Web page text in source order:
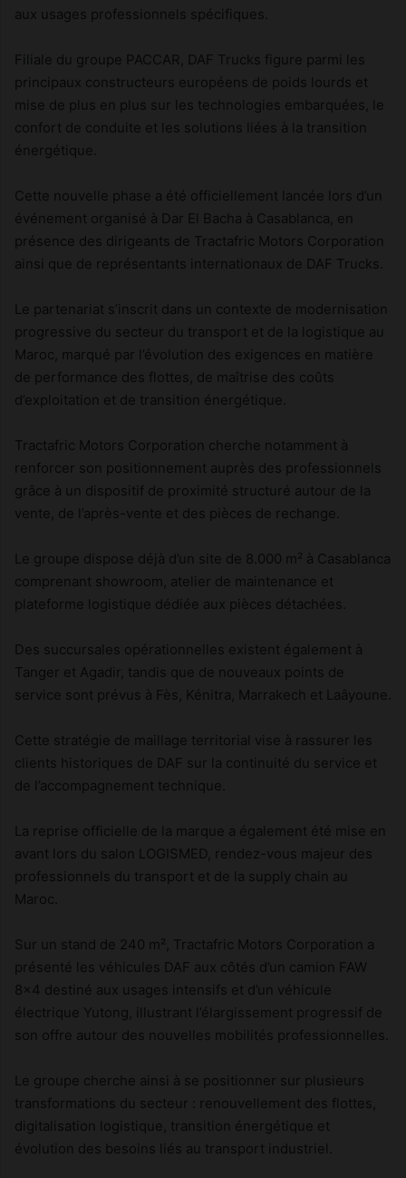
aux usages professionnels spécifiques.
Filiale du groupe PACCAR, DAF Trucks figure parmi les
principaux constructeurs européens de poids lourds et
mise de plus en plus sur les technologies embarquées, le
confort de conduite et les solutions liées à la transition
énergétique.
Cette nouvelle phase a été officiellement lancée lors d’un
événement organisé à Dar El Bacha à Casablanca, en
présence des dirigeants de Tractafric Motors Corporation
ainsi que de représentants internationaux de DAF Trucks.
Le partenariat s’inscrit dans un contexte de modernisation
progressive du secteur du transport et de la logistique au
Maroc, marqué par l’évolution des exigences en matière
de performance des flottes, de maîtrise des coûts
d’exploitation et de transition énergétique.
Tractafric Motors Corporation cherche notamment à
renforcer son positionnement auprès des professionnels
grâce à un dispositif de proximité structuré autour de la
vente, de l’après-vente et des pièces de rechange.
Le groupe dispose déjà d’un site de 8.000 m² à Casablanca
comprenant showroom, atelier de maintenance et
plateforme logistique dédiée aux pièces détachées.
Des succursales opérationnelles existent également à
Tanger et Agadir, tandis que de nouveaux points de
service sont prévus à Fès, Kénitra, Marrakech et Laâyoune.
Cette stratégie de maillage territorial vise à rassurer les
clients historiques de DAF sur la continuité du service et
de l’accompagnement technique.
La reprise officielle de la marque a également été mise en
avant lors du salon LOGISMED, rendez-vous majeur des
professionnels du transport et de la supply chain au
Maroc.
Sur un stand de 240 m², Tractafric Motors Corporation a
présenté les véhicules DAF aux côtés d’un camion FAW
8×4 destiné aux usages intensifs et d’un véhicule
électrique Yutong, illustrant l’élargissement progressif de
son offre autour des nouvelles mobilités professionnelles.
Le groupe cherche ainsi à se positionner sur plusieurs
transformations du secteur : renouvellement des flottes,
digitalisation logistique, transition énergétique et
évolution des besoins liés au transport industriel.